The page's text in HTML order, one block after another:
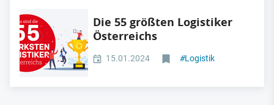
Die 55 größten Logistiker
Österreichs
15.01.2024 #Logistik